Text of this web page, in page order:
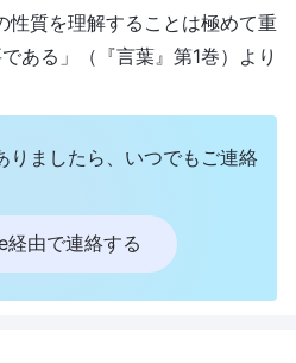
性質を理解することは極めて重
ある」（『言葉』第1巻）より
りましたら、いつでもご連絡
経由で連絡する